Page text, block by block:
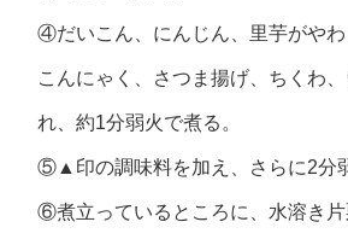
④だいこん、にんじん、里芋がやわ
こんにゃく、さつま揚げ、ちくわ
れ、約1分弱火で煮る。
⑤▲印の調味料を加え、さらに2分
⑥煮立っているところに、水溶き